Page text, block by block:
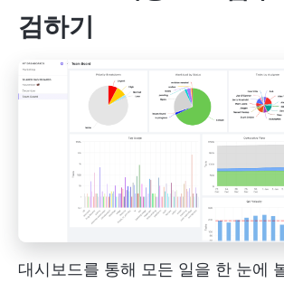
검하기
대시보드를 통해 모든 일을 한 눈에